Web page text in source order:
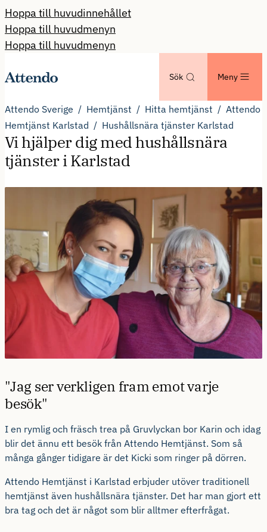
Hoppa till huvudinnehållet
Hoppa till huvudmenyn
Hoppa till huvudmenyn
Sök Meny
Attendo Sverige Hemtjänst Hitta hemtjänst
Attendo
Hemtjänst Karlstad
Hushållsnära tjänster Karlstad
Vi hjälper dig med hushållsnära
tjänster i Karlstad
"Jag ser verkligen fram emot varje
besök"
I en rymlig och fräsch trea på Gruvlyckan bor Karin och idag
blir det ännu ett besök från Attendo Hemtjänst. Som så
många gånger tidigare är det Kicki som ringer på dörren.
Attendo Hemtjänst i Karlstad erbjuder utöver traditionell
hemtjänst även hushållsnära tjänster. Det har man gjort ett
bra tag och det är något som blir alltmer efterfrågat.